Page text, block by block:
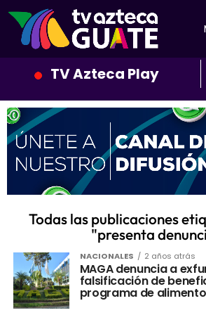
TV Azteca Play
Todas las publicaciones
"presenta
NACIONALES 2 años atrás
MAGA denuncia a
falsificación de
programa de